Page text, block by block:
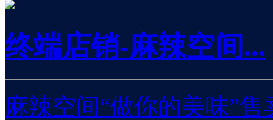
终端店销-麻辣空间...
麻辣空间“做你的美味”售